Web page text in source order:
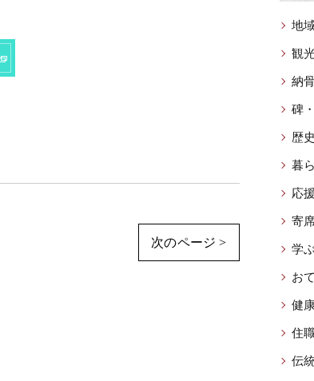
次のページ >
地
観
納
碑
歴
暮
応援
寄
学
お
健
住
伝